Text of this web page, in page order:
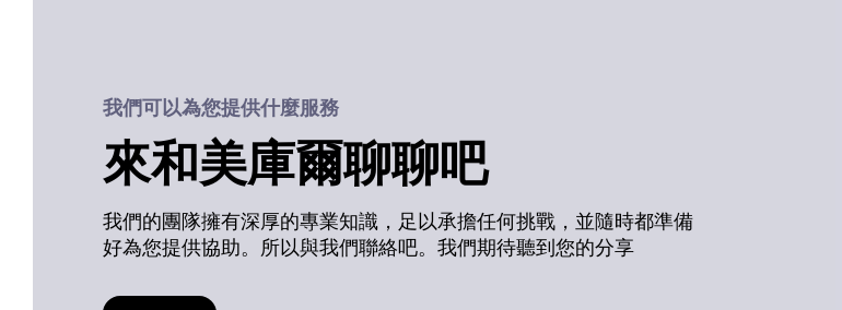
我們可以為您提供什麼服務
來和美庫爾聊聊吧
我們的團隊擁有深厚的專業知識，足以承擔任何挑戰，並隨時都準備
好為您提供協助。所以與我們聯絡吧。我們期待聽到您的分享